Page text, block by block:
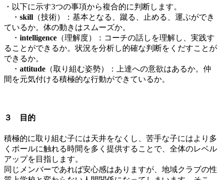
・以下に示す3つの事項から複合的に判断します。
・ skill （技術）：基本となる、蹴る、止める、運ぶができ
ているか。体の動きはスムーズか。
・ intelligence （理解度）：コーチの話しを理解し、実践す
ることができるか。状況を分析し的確な判断をくだすことが
できるか。
・ attitude （取り組む姿勢）：上達への意欲はあるか。仲
間を元気付ける積極的な行動ができているか。
３ 目的
積極的に取り組む子には天井をなくし、苦手な子にはより多
くボールに触れる時間を多く提供することで、全体のレベル
アップを目指します。
同じメンバーであれば安心感はありますが、地域クラブの性